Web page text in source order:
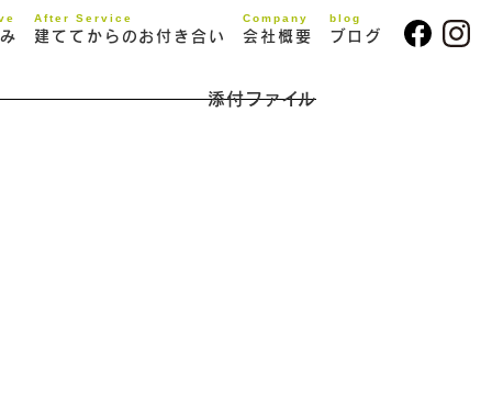
After Service
建ててからのお付き合い
Company
会社概要
blog
ブログ
添付ファイル